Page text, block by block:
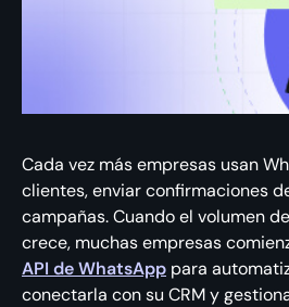
Cada vez más empresas usan
clientes, enviar confirmaciones
campañas. Cuando el volumen
crece, muchas empresas
API de WhatsApp para
conectarla con su CRM y